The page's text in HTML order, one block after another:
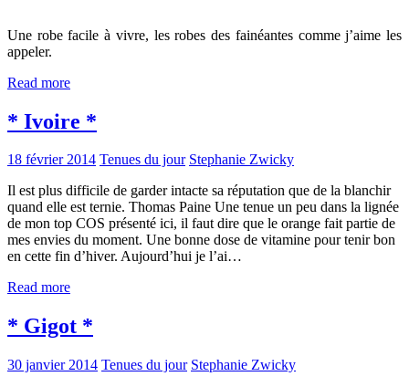
Une robe facile à vivre, les robes des fainéantes comme j’aime les
appeler.
Read more
* Ivoire *
18 février 2014 Tenues du jour Stephanie Zwicky
Il est plus difficile de garder intacte sa réputation que de la blanchir
quand elle est ternie. Thomas Paine Une tenue un peu dans la lignée
de mon top COS présenté ici, il faut dire que le orange fait partie de
mes envies du moment. Une bonne dose de vitamine pour tenir bon
en cette fin d’hiver. Aujourd’hui je l’ai…
Read more
* Gigot *
30 janvier 2014 Tenues du jour Stephanie Zwicky